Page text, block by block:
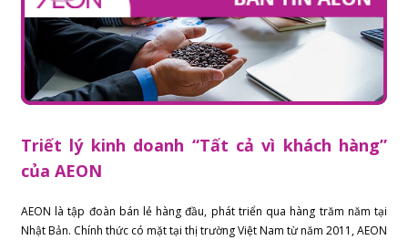
Triết lý kinh doanh “Tất cả vì khách hàng”
của AEON
AEON là tập đoàn bán lẻ hàng đầu, phát triển qua hàng trăm năm tại
Nhật Bản. Chính thức có mặt tại thị trường Việt Nam từ năm 2011, AEON